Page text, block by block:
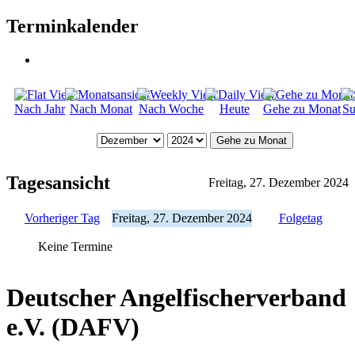
Terminkalender
Nach Jahr Nach Monat Nach Woche Heute Gehe zu Monat
Gehe zu Monat
Tagesansicht Freitag, 27. Dezember 2024
Vorheriger Tag Freitag, 27. Dezember 2024 Folgetag
Keine Termine
Deutscher Angelfischerverband
e.V. (DAFV)